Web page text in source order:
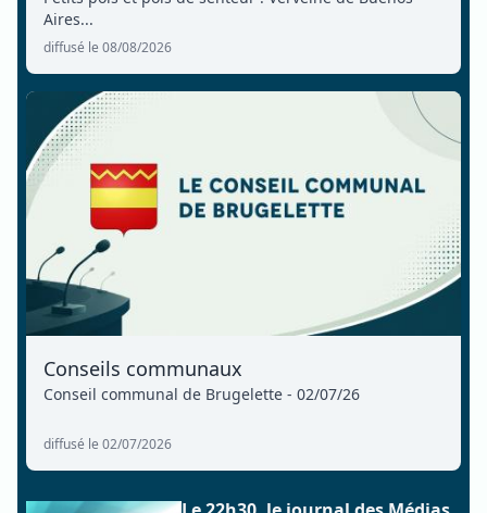
Aires...
diffusé le 08/08/2026
Conseils communaux
Conseil communal de Brugelette - 02/07/26
diffusé le 02/07/2026